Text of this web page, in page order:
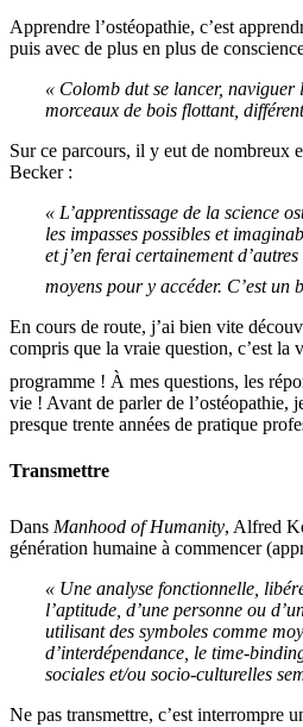
Apprendre l’ostéopathie, c’est
puis avec de plus en plus de
« Colomb dut se lancer, naviguer
morceaux de bois flottant,
Sur ce parcours, il y eut de nombreux
Becker :
« L’apprentissage de la science
les impasses possibles et
et j’en ferai certainement
moyens pour y accéder. C’est un
En cours de route, j’ai bien vite
compris que la vraie question, c’est
programme ! À mes questions, les
vie ! Avant de parler de l’ostéopathie,
presque trente années de pratique
Transmettre
Dans Manhood of Humanity, Alfred
génération humaine à commencer
« Une analyse fonctionnelle,
l’aptitude, d’une personne ou
utilisant des symboles comme
d’interdépendance, le time-
sociales et/ou socio-culturelles
Ne pas transmettre, c’est interrompre